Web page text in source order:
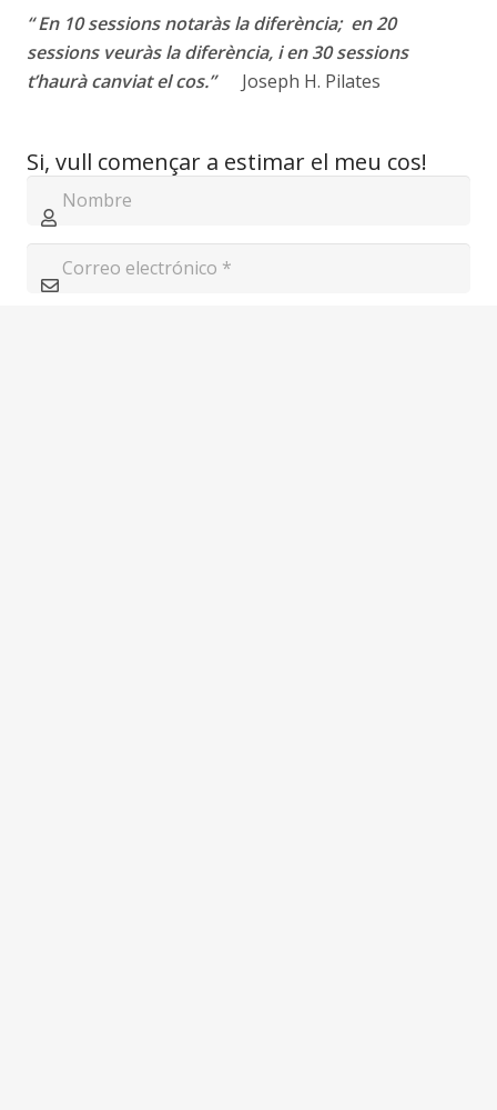
“ En 10 sessions notaràs la diferència; en 20
sessions veuràs la diferència, i en 30 sessions
t’haurà canviat el cos.”
Joseph H. Pilates
Si, vull començar a estimar el meu cos!